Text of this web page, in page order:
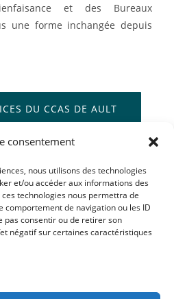
consentement
nous utilisons des technologies
et/ou accéder aux informations des
technologies nous permettra de
comportement de navigation ou les ID
pas consentir ou de retirer son
négatif sur certaines caractéristiques
et des Bureaux
une forme inchangée depuis
DU CCAS DE AULT